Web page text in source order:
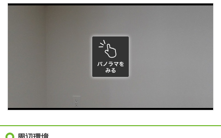
鉄筋コン
2026年8月
総戸数 45戸
向き